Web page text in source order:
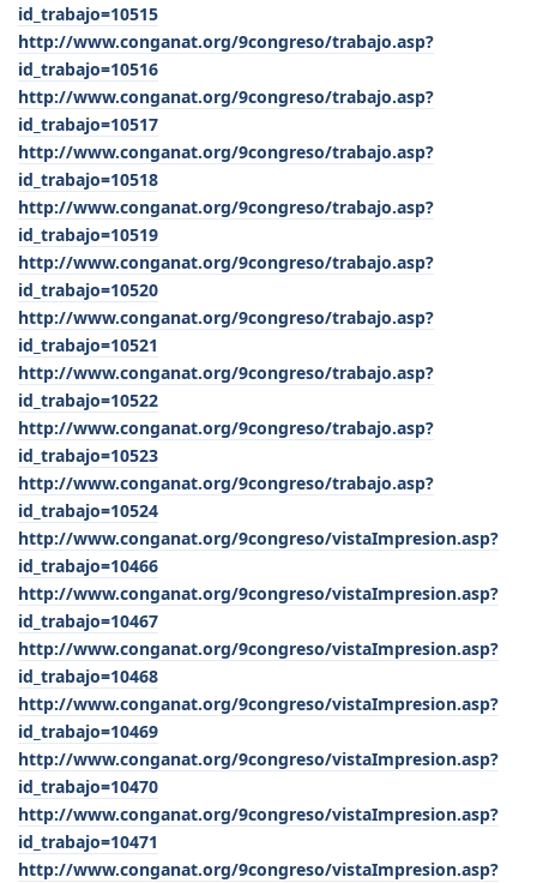
id_trabajo=10515
http://www.conganat.org/9congreso/trabajo.asp?
id_trabajo=10516
http://www.conganat.org/9congreso/trabajo.asp?
id_trabajo=10517
http://www.conganat.org/9congreso/trabajo.asp?
id_trabajo=10518
http://www.conganat.org/9congreso/trabajo.asp?
id_trabajo=10519
http://www.conganat.org/9congreso/trabajo.asp?
id_trabajo=10520
http://www.conganat.org/9congreso/trabajo.asp?
id_trabajo=10521
http://www.conganat.org/9congreso/trabajo.asp?
id_trabajo=10522
http://www.conganat.org/9congreso/trabajo.asp?
id_trabajo=10523
http://www.conganat.org/9congreso/trabajo.asp?
id_trabajo=10524
http://www.conganat.org/9congreso/vistaImpresion.asp?
id_trabajo=10466
http://www.conganat.org/9congreso/vistaImpresion.asp?
id_trabajo=10467
http://www.conganat.org/9congreso/vistaImpresion.asp?
id_trabajo=10468
http://www.conganat.org/9congreso/vistaImpresion.asp?
id_trabajo=10469
http://www.conganat.org/9congreso/vistaImpresion.asp?
id_trabajo=10470
http://www.conganat.org/9congreso/vistaImpresion.asp?
id_trabajo=10471
http://www.conganat.org/9congreso/vistaImpresion.asp?